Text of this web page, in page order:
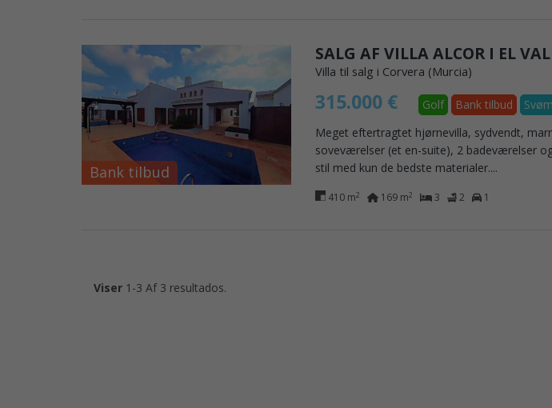
Bank tilbud
SALG AF VILLA ALCOR I EL
Villa til salg i Corvera (Murcia)
315.000 € Golf Bank tilbud
Meget eftertragtet hjørnevilla, sydvendt,
soveværelser (et en-suite), 2 badeværelser
stil med kun de bedste materialer....
410 m2 169 m2 3 2 1
Viser 1-3 Af 3 resultados.